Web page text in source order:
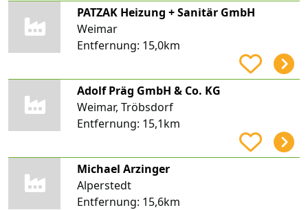
PATZAK Heizung + Sanitär GmbH
Weimar
Entfernung: 15,0km
Adolf Präg GmbH & Co. KG
Weimar, Tröbsdorf
Entfernung: 15,1km
Michael Arzinger
Alperstedt
Entfernung: 15,6km